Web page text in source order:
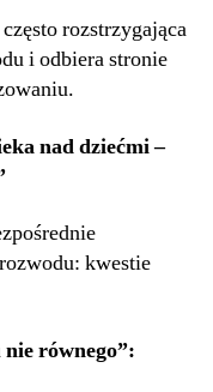
rozstrzygająca
i odbiera stronie
nad dziećmi –
kwestie
równego”: